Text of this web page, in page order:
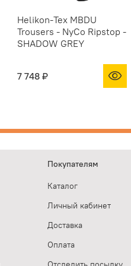
Helikon-Tex MBDU
Trousers - NyCo Ripstop -
SHADOW GREY
7 748 ₽
Покупателям
Каталог
Личный кабинет
Доставка
Оплата